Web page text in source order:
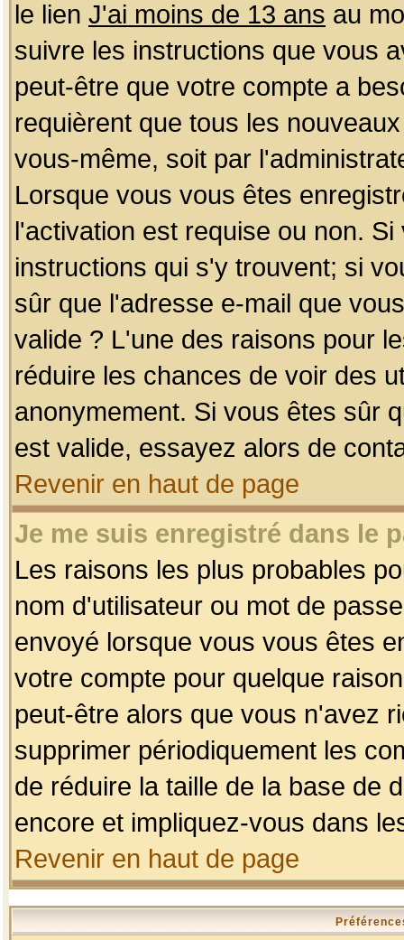
le lien J'ai moins de 13 ans au
suivre les instructions que vous
peut-être que votre compte a
requièrent que tous les
vous-même, soit par
Lorsque vous vous êtes
l'activation est requise ou non.
instructions qui s'y trouvent; si
sûr que l'adresse e-mail que
valide ? L'une des raisons pour
réduire les chances de voir des
anonymement. Si vous êtes sûr
est valide, essayez alors de
Revenir en haut de page
Je me suis enregistré dans le
Les raisons les plus probables
nom d'utilisateur ou mot de
envoyé lorsque vous vous êtes
votre compte pour quelque
peut-être alors que vous n'avez
supprimer périodiquement les
de réduire la taille de la base de
encore et impliquez-vous dans
Revenir en haut de page